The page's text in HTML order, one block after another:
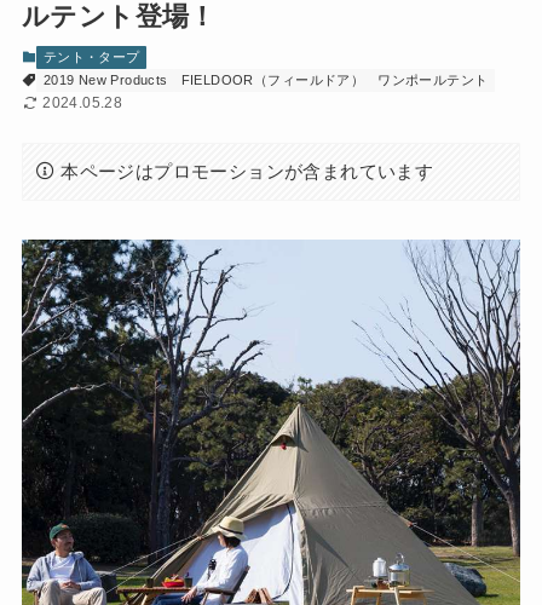
ルテント登場！
テント・タープ
2019 New Products
FIELDOOR（フィールドア） ワンポールテント
2024.05.28
本ページはプロモーションが含まれています